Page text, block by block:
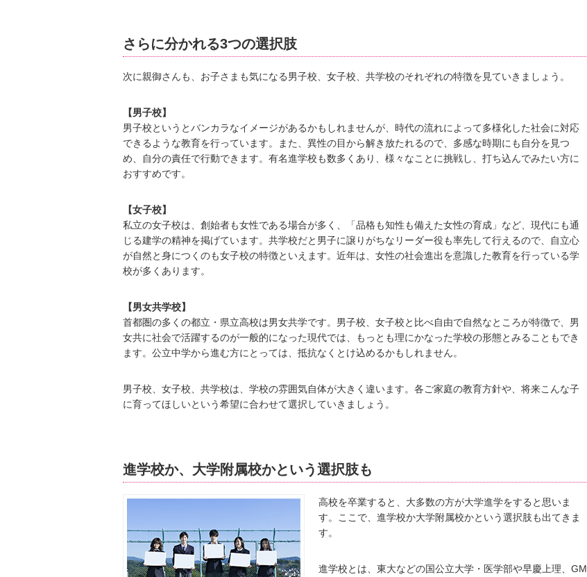
さらに分かれる3つの選択肢
次に親御さんも、お子さまも気になる男子校、女子校、共学校のそれぞれの特徴を見ていきましょう。
【男子校】
男子校というとバンカラなイメージがあるかもしれませんが、時代の流れによって多様化した社会に対応
できるような教育を行っています。また、異性の目から解き放たれるので、多感な時期にも自分を見つ
め、自分の責任で行動できます。有名進学校も数多くあり、様々なことに挑戦し、打ち込んでみたい方に
おすすめです。
【女子校】
私立の女子校は、創始者も女性である場合が多く、「品格も知性も備えた女性の育成」など、現代にも通
じる建学の精神を掲げています。共学校だと男子に譲りがちなリーダー役も率先して行えるので、自立心
が自然と身につくのも女子校の特徴といえます。近年は、女性の社会進出を意識した教育を行っている学
校が多くあります。
【男女共学校】
首都圏の多くの都立・県立高校は男女共学です。男子校、女子校と比べ自由で自然なところが特徴で、男
女共に社会で活躍するのが一般的になった現代では、もっとも理にかなった学校の形態とみることもでき
ます。公立中学から進む方にとっては、抵抗なくとけ込めるかもしれません。
男子校、女子校、共学校は、学校の雰囲気自体が大きく違います。各ご家庭の教育方針や、将来こんな子
に育ってほしいという希望に合わせて選択していきましょう。
進学校か、大学附属校かという選択肢も
高校を卒業すると、大多数の方が大学進学をすると思いま
す。ここで、進学校か大学附属校かという選択肢も出てきま
す。
進学校とは、東大などの国公立大学・医学部や早慶上理、GM